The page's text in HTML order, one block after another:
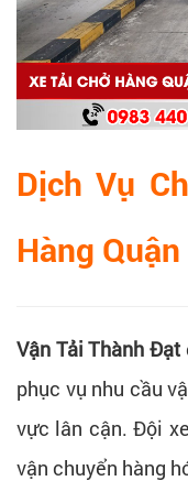
Dịch Vụ
Hàng
Vận Tải Thành Đạt
phục vụ nhu cầu
vực lân cận. Đội
vận chuyển hàng